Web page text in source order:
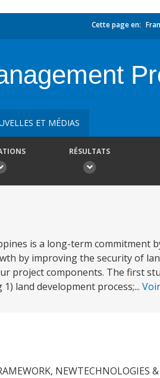
Cette page en:
ET MÉDIAS
RÉSULTATS
is a long-term commitment
by improving the security of
project components. The first
land development process;...
NEWTECHNOLOGIES &